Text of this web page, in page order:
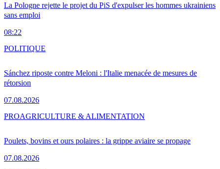
La Pologne rejette le projet du PiS d'expulser les hommes ukrainiens
sans emploi
08:22
Sánchez riposte contre Meloni : l'Italie menacée de mesures de
rétorsion
07.08.2026
POLITIQUE
Poulets, bovins et ours polaires : la grippe aviaire se propage
07.08.2026
PROAGRICULTURE & ALIMENTATION